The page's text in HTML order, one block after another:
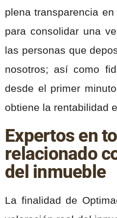
plena transparencia
para consolidar una
las personas que
nosotros; así como
desde el primer
obtiene la rentabilidad
Expertos en
relacionado
del inmueble
La finalidad de